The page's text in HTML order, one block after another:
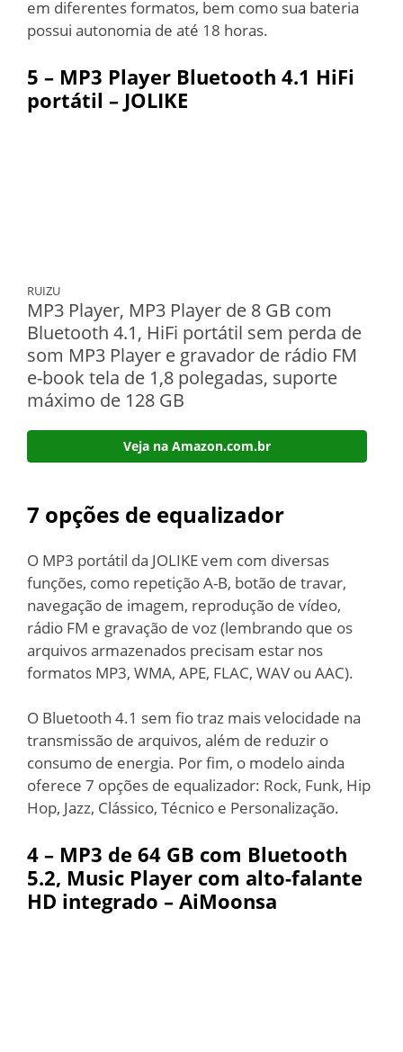
em diferentes formatos, bem como sua bateria
possui autonomia de até 18 horas.
5 – MP3 Player Bluetooth 4.1 HiFi
portátil – JOLIKE
RUIZU
MP3 Player, MP3 Player de 8 GB com
Bluetooth 4.1, HiFi portátil sem perda de
som MP3 Player e gravador de rádio FM
e-book tela de 1,8 polegadas, suporte
máximo de 128 GB
Veja na Amazon.com.br
7 opções de equalizador
O MP3 portátil da JOLIKE vem com diversas
funções, como repetição A-B, botão de travar,
navegação de imagem, reprodução de vídeo,
rádio FM e gravação de voz (lembrando que os
arquivos armazenados precisam estar nos
formatos MP3, WMA, APE, FLAC, WAV ou AAC).
O Bluetooth 4.1 sem fio traz mais velocidade na
transmissão de arquivos, além de reduzir o
consumo de energia. Por fim, o modelo ainda
oferece 7 opções de equalizador: Rock, Funk, Hip
Hop, Jazz, Clássico, Técnico e Personalização.
4 – MP3 de 64 GB com Bluetooth
5.2, Music Player com alto-falante
HD integrado – AiMoonsa